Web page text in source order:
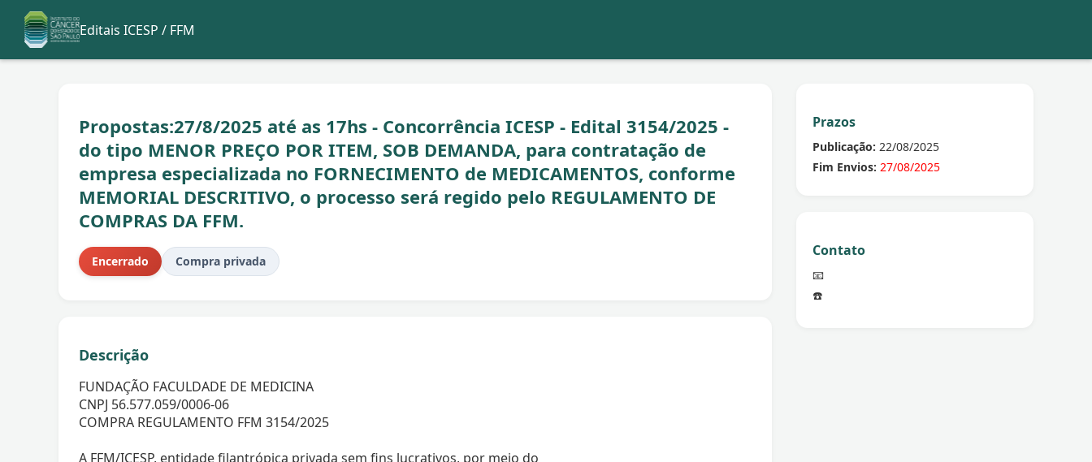
Editais ICESP / FFM
Propostas:27/8/2025 até as 17hs - Concorrência ICESP - Edital 3154/2025 -
do tipo MENOR PREÇO POR ITEM, SOB DEMANDA, para contratação de
empresa especializada no FORNECIMENTO de MEDICAMENTOS, conforme
MEMORIAL DESCRITIVO, o processo será regido pelo REGULAMENTO DE
COMPRAS DA FFM.
Encerrado Compra privada
Descrição
FUNDAÇÃO FACULDADE DE MEDICINA
CNPJ 56.577.059/0006-06
COMPRA REGULAMENTO FFM 3154/2025
A FFM/ICESP, entidade filantrópica privada sem fins lucrativos, por meio do
Prazos
Publicação: 22/08/2025
Fim Envios: 27/08/2025
Contato
📧
☎️